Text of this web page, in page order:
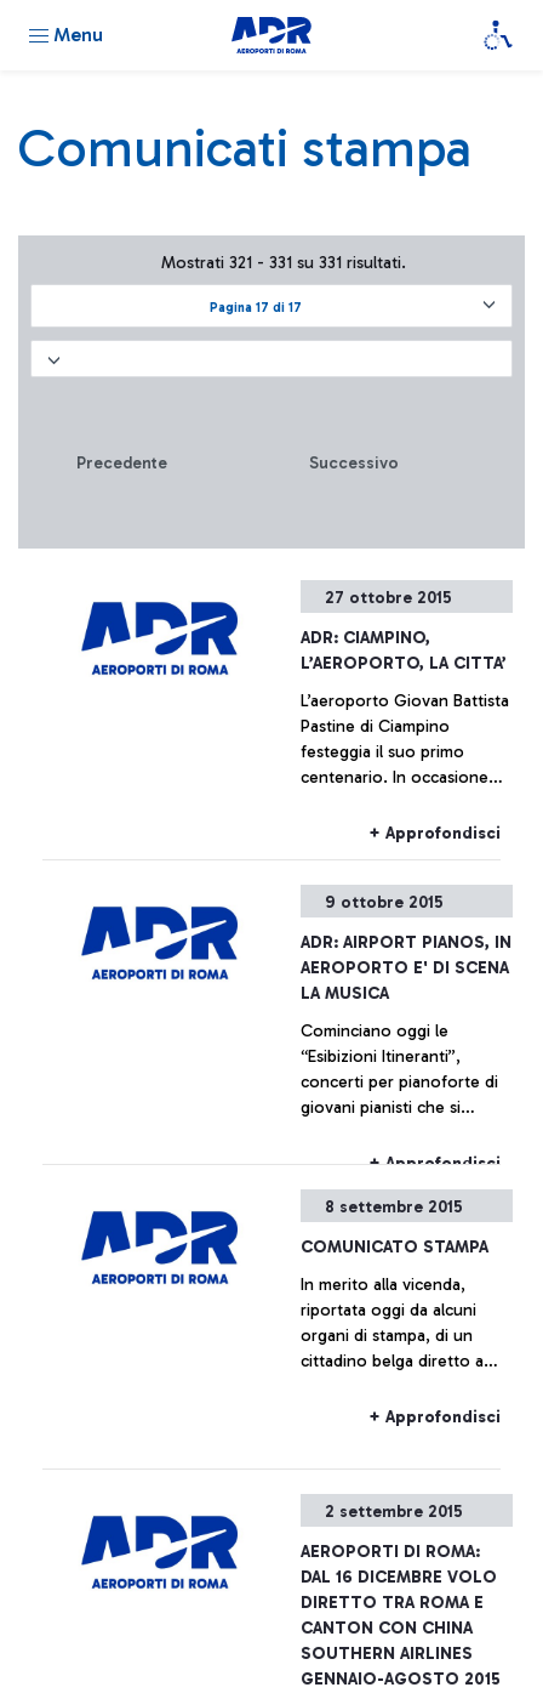
Menu
Comunicati stampa
Pagina 17 di 17
Mostrati 321 - 331 su 331 risultati.
Precedente Successivo
27 ottobre 2015
ADR: CIAMPINO,
L’AEROPORTO, LA CITTA’
L’aeroporto Giovan Battista
Pastine di Ciampino
festeggia il suo primo
centenario. In occasione
prossimo 27 ottobre fino al
con il Comune di Ciampino
di varia natura, la storia
dell’aeroporto che è anche,
e indissolubilmente, la
storia della città che lo
+ Approfondisci
9 ottobre 2015
ADR: AIRPORT PIANOS, IN
AEROPORTO E' DI SCENA
LA MUSICA
Cominciano oggi le
“Esibizioni Itineranti”,
concerti per pianoforte di
giovani pianisti che si
dell’aeroporto Leonardo da
+ Approfondisci
8 settembre 2015
COMUNICATO STAMPA
In merito alla vicenda,
riportata oggi da alcuni
organi di stampa, di un
cittadino belga diretto a
salito a bordo dell’aereo
regolamenti europei e del
+ Approfondisci
2 settembre 2015
AEROPORTI DI ROMA:
DAL 16 DICEMBRE VOLO
DIRETTO TRA ROMA E
CANTON CON CHINA
SOUTHERN AIRLINES
GENNAIO-AGOSTO 2015